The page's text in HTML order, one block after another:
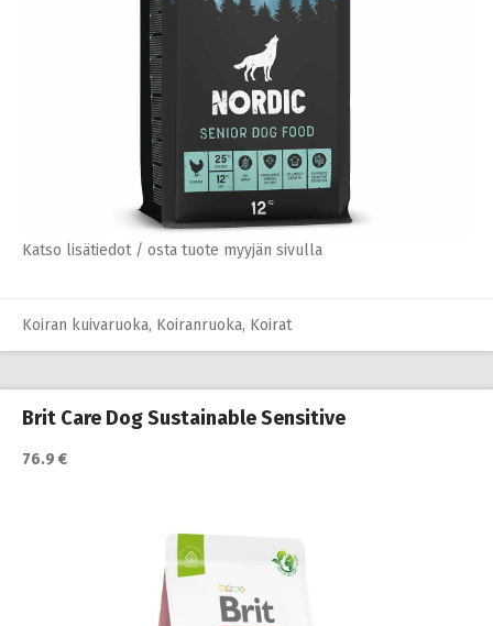
Katso lisätiedot / osta tuote myyjän sivulla
Koiran kuivaruoka, Koiranruoka, Koirat
Brit Care Dog Sustainable Sensitive
76.9 €